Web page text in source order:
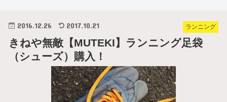
ランニング
2016.12.26 2017.10.21
きねや無敵【MUTEKI】ランニング足袋
（シューズ）購入！